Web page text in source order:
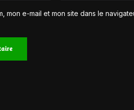
mon e-mail et mon site dans le